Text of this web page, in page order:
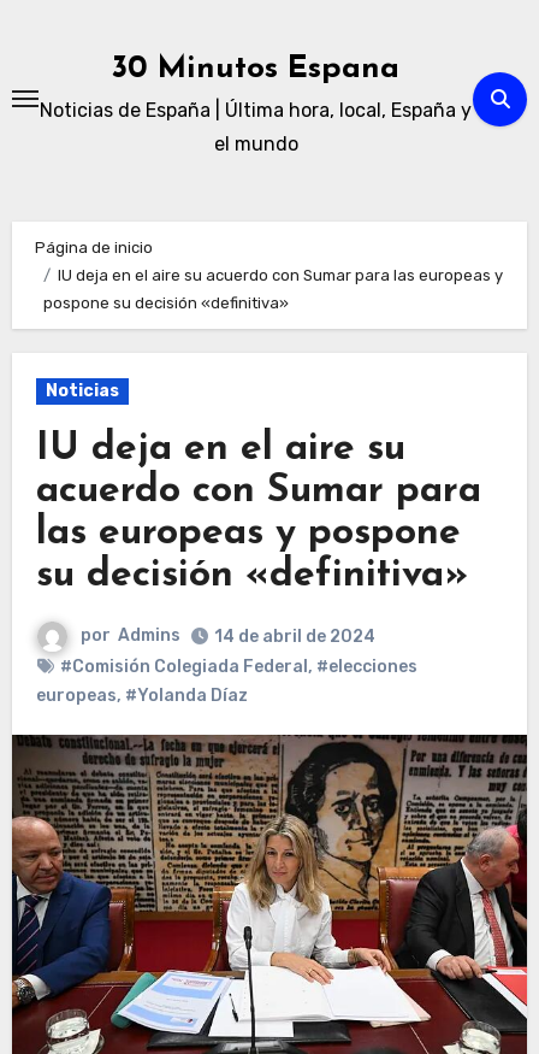
30 Minutos Espana
Noticias de España | Última hora, local, España y
el mundo
Página de inicio
IU deja en el aire su acuerdo con Sumar para las europeas y
pospone su decisión «definitiva»
Noticias
IU deja en el aire su
acuerdo con Sumar para
las europeas y pospone
su decisión «definitiva»
por Admins
14 de abril de 2024
#Comisión Colegiada Federal , #elecciones
europeas, #Yolanda Díaz